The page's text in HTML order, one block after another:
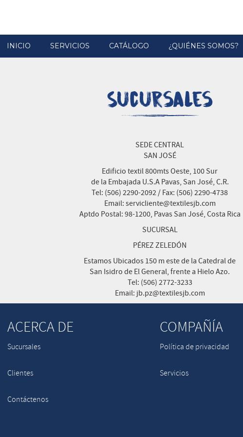
INICIO SERVICIOS CATÁLOGO ¿QUIÉNES SOMOS?
Sucursales
SEDE CENTRAL
SAN JOSÉ
Edificio textil 800mts Oeste, 100 Sur
de la Embajada U.S.A Pavas, San José, C.R.
Tel: (506) 2290-2092 / Fax: (506) 2290-4738
Email: servicliente@textilesjb.com
Aptdo Postal: 98-1200, Pavas San José, Costa Rica
SUCURSAL
PÉREZ ZELEDÓN
Estamos Ubicados 150 m este de la Catedral de
San Isidro de El General, frente a Hielo Azo.
Tel: (506) 2772-3233
Email: jb.pz@textilesjb.com
ACERCA DE
Sucursales
Clientes
Contáctenos
COMPAÑÍA
Política de privacidad
Servicios